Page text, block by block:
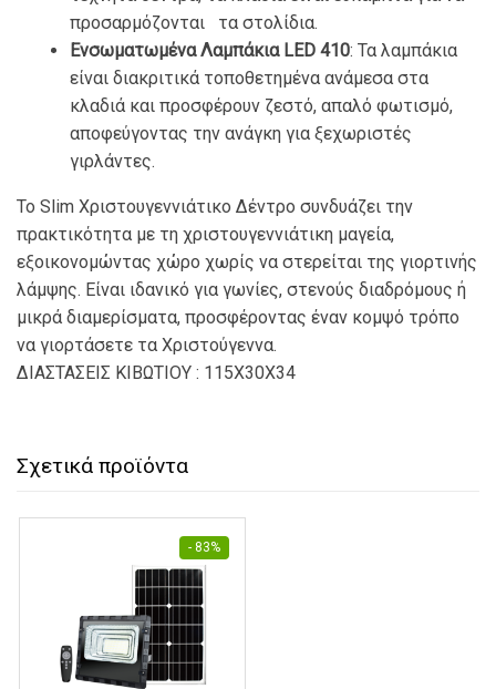
προσαρμόζονται τα στολίδια.
Ενσωματωμένα Λαμπάκια LED 410: Τα λαμπάκια
είναι διακριτικά τοποθετημένα ανάμεσα στα
κλαδιά και προσφέρουν ζεστό, απαλό φωτισμό,
αποφεύγοντας την ανάγκη για ξεχωριστές
γιρλάντες.
Το Slim Χριστουγεννιάτικο Δέντρο συνδυάζει την
πρακτικότητα με τη χριστουγεννιάτικη μαγεία,
εξοικονομώντας χώρο χωρίς να στερείται της γιορτινής
λάμψης. Είναι ιδανικό για γωνίες, στενούς διαδρόμους ή
μικρά διαμερίσματα, προσφέροντας έναν κομψό τρόπο
να γιορτάσετε τα Χριστούγεννα.
ΔΙΑΣΤΑΣΕΙΣ ΚΙΒΩΤΙΟΥ : 115Χ30Χ34
Σχετικά προϊόντα
- 83%